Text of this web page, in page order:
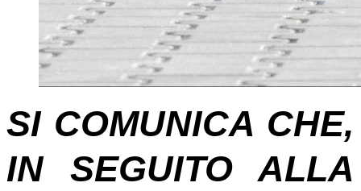
SI COMUNICA CHE,
IN SEGUITO ALLA